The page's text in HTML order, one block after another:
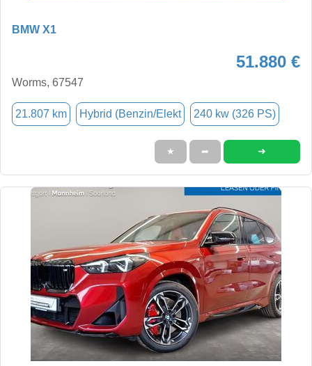
BMW X1
51.880 €
Worms, 67547
21.807 km Hybrid (Benzin/Elekt 240 kw (326 PS)
★ ➦ ➜